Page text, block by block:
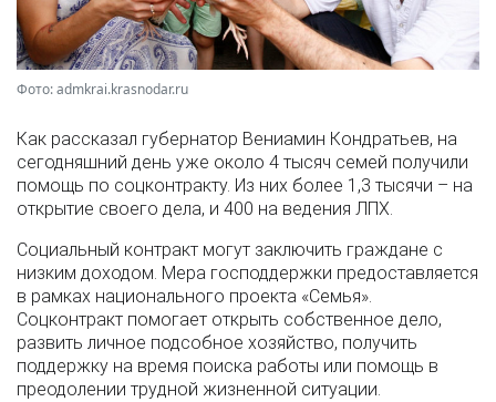
Фото: admkrai.krasnodar.ru
Как рассказал губернатор Вениамин Кондратьев, на
сегодняшний день уже около 4 тысяч семей получили
помощь по соцконтракту. Из них более 1,3 тысячи – на
открытие своего дела, и 400 на ведения ЛПХ.
Социальный контракт могут заключить граждане с
низким доходом. Мера господдержки предоставляется
в рамках национального проекта «Семья».
Соцконтракт помогает открыть собственное дело,
развить личное подсобное хозяйство, получить
поддержку на время поиска работы или помощь в
преодолении трудной жизненной ситуации.